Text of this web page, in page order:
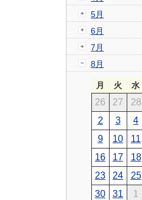
5月
6月
7月
8月
月 火 水
26 27 28
2
3 4
9
10 11
16
17 18
23
24 25
30
31 1